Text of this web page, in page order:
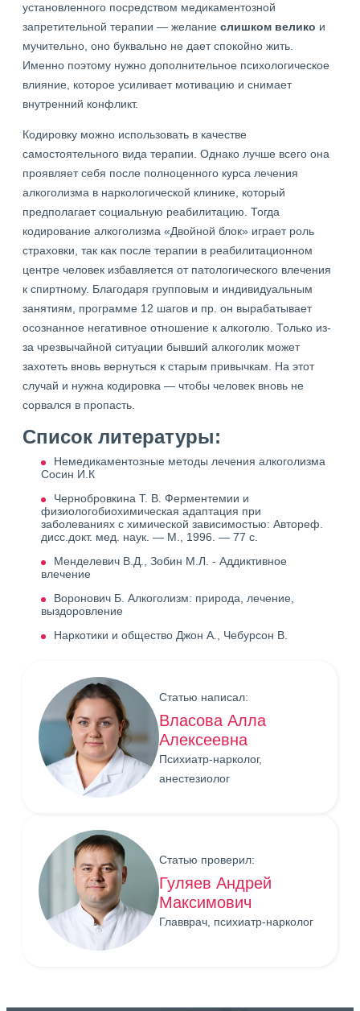
установленного посредством медикаментозной
запретительной терапии — желание слишком велико и
мучительно, оно буквально не дает спокойно жить.
Именно поэтому нужно дополнительное психологическое
влияние, которое усиливает мотивацию и снимает
внутренний конфликт.
Кодировку можно использовать в качестве
самостоятельного вида терапии. Однако лучше всего она
проявляет себя после полноценного курса лечения
алкоголизма в наркологической клинике, который
предполагает социальную реабилитацию. Тогда
кодирование алкоголизма «Двойной блок» играет роль
страховки, так как после терапии в реабилитационном
центре человек избавляется от патологического влечения
к спиртному. Благодаря групповым и индивидуальным
занятиям, программе 12 шагов и пр. он вырабатывает
осознанное негативное отношение к алкоголю. Только из-
за чрезвычайной ситуации бывший алкоголик может
захотеть вновь вернуться к старым привычкам. На этот
случай и нужна кодировка — чтобы человек вновь не
сорвался в пропасть.
Список литературы:
Немедикаментозные методы лечения алкоголизма
Сосин И.К
Чернобровкина Т. В. Ферментемии и
физиологобиохимическая адаптация при
заболеваниях с химической зависимостью: Автореф.
дисс.докт. мед. наук. — М., 1996. — 77 с.
Менделевич В.Д., Зобин М.Л. - Аддиктивное
влечение
Воронович Б. Алкоголизм: природа, лечение,
выздоровление
Наркотики и общество Джон А., Чебурсон В.
Статью написал:
Власова Алла
Алексеевна
Психиатр-нарколог,
анестезиолог
Статью проверил:
Гуляев Андрей
Максимович
Главврач, психиатр-нарколог